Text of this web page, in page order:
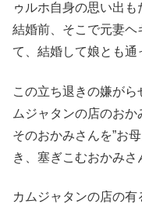
ゥルホ自身の思い出も
結婚前、そこで元妻ヘ
て、結婚して娘とも通
この立ち退きの嫌が
ムジャタンの店のおか
そのおかみさんを”お
き、塞ぎこむおかみさ
カムジャタンの店の